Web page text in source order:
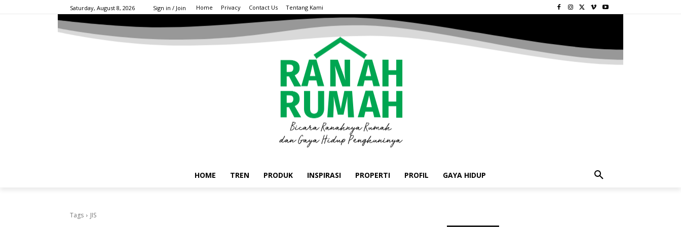
Saturday, August 8, 2026 Sign in / Join Home Privacy Contact Us Tentang Kami
HOME TREN PRODUK INSPIRASI PROPERTI PROFIL GAYA HIDUP
Tags JIS